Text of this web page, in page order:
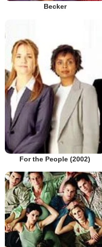
Becker
For the People (2002)